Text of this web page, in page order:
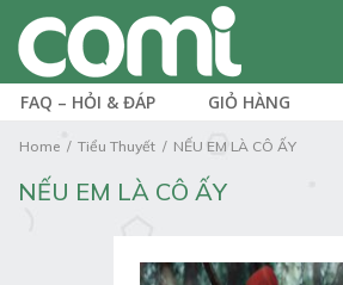
FAQ – HỎI & ĐÁP GIỎ HÀNG
Home Tiểu Thuyết NẾU EM LÀ CÔ ẤY
NẾU EM LÀ CÔ ẤY